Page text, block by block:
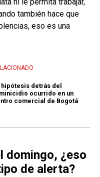
también hace que
eso es una
hipótesis detrás del
ocurrido en un
comercial de Bogotá
domingo, ¿eso
de alerta?